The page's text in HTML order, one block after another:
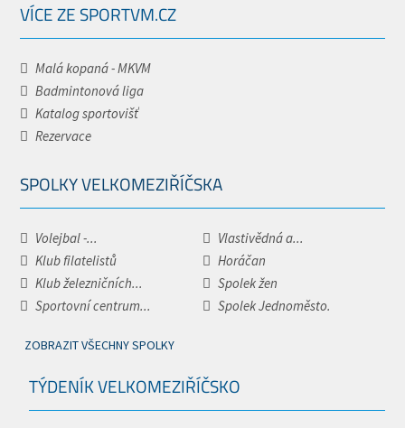
VÍCE ZE SPORTVM.CZ
Malá kopaná - MKVM
Badmintonová liga
Katalog sportovišť
Rezervace
SPOLKY VELKOMEZIŘÍČSKA
Volejbal -...
Vlastivědná a...
Klub filatelistů
Horáčan
Klub železničních...
Spolek žen
Sportovní centrum...
Spolek Jednoměsto.
ZOBRAZIT VŠECHNY SPOLKY
TÝDENÍK VELKOMEZIŘÍČSKO